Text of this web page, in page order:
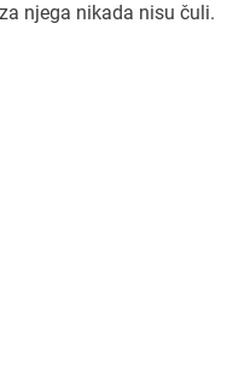
njega nikada nisu čuli.